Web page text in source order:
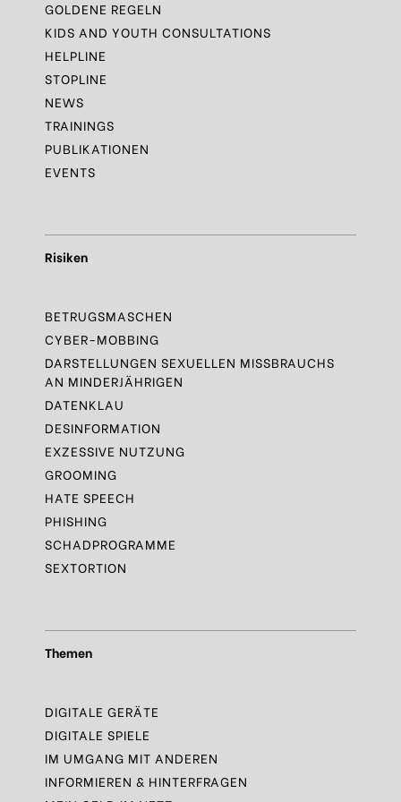
GOLDENE REGELN
KIDS AND YOUTH CONSULTATIONS
HELPLINE
STOPLINE
NEWS
TRAININGS
PUBLIKATIONEN
EVENTS
Risiken
BETRUGSMASCHEN
CYBER-MOBBING
DARSTELLUNGEN SEXUELLEN MISSBRAUCHS
AN MINDERJÄHRIGEN
DATENKLAU
DESINFORMATION
EXZESSIVE NUTZUNG
GROOMING
HATE SPEECH
PHISHING
SCHADPROGRAMME
SEXTORTION
Themen
DIGITALE GERÄTE
DIGITALE SPIELE
IM UMGANG MIT ANDEREN
INFORMIEREN & HINTERFRAGEN